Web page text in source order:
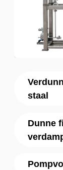
staal
Dunne